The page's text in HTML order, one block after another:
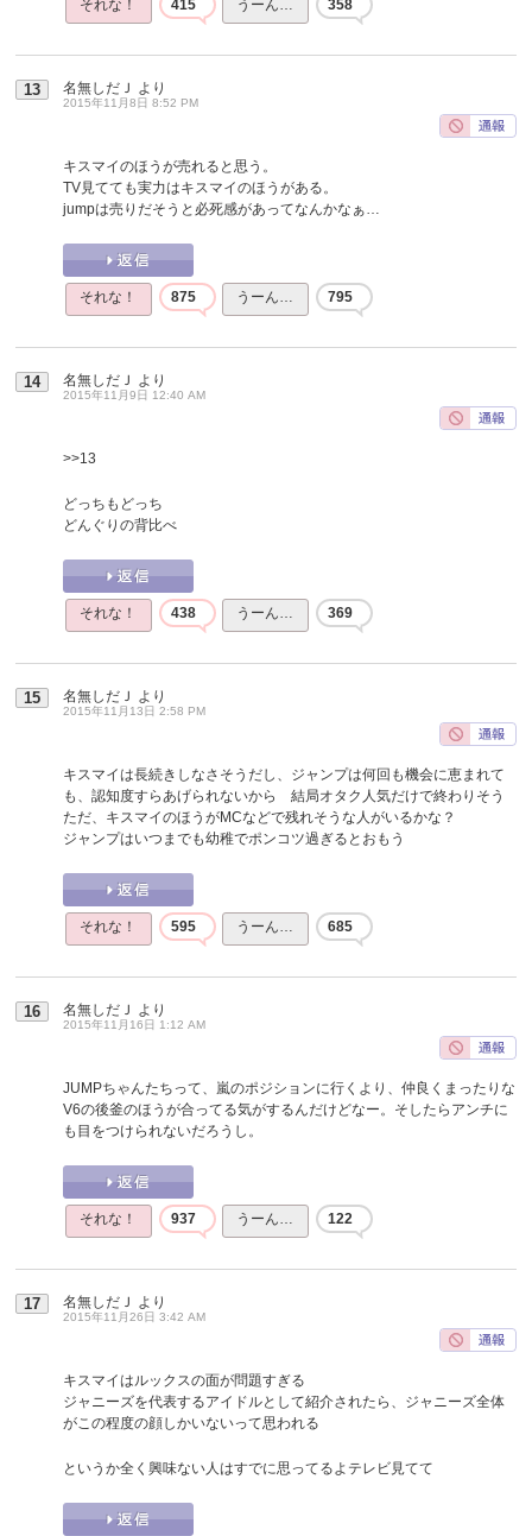
それな！ 415 うーん… 358
13 名無しだＪ より
2015年11月8日 8:52 PM
キスマイのほうが売れると思う。
TV見てても実力はキスマイのほうがある。
jumpは売りだそうと必死感があってなんかなぁ…
それな！ 875 うーん… 795
14 名無しだＪ より
2015年11月9日 12:40 AM
>>13
どっちもどっち
どんぐりの背比べ
それな！ 438 うーん… 369
15 名無しだＪ より
2015年11月13日 2:58 PM
キスマイは長続きしなさそうだし、ジャンプは何回も機会に恵まれて
も、認知度すらあげられないから 結局オタク人気だけで終わりそう
ただ、キスマイのほうがMCなどで残れそうな人がいるかな？
ジャンプはいつまでも幼稚でポンコツ過ぎるとおもう
それな！ 595 うーん… 685
16 名無しだＪ より
2015年11月16日 1:12 AM
JUMPちゃんたちって、嵐のポジションに行くより、仲良くまったりな
V6の後釜のほうが合ってる気がするんだけどなー。そしたらアンチに
も目をつけられないだろうし。
それな！ 937 うーん… 122
17 名無しだＪ より
2015年11月26日 3:42 AM
キスマイはルックスの面が問題すぎる
ジャニーズを代表するアイドルとして紹介されたら、ジャニーズ全体
がこの程度の顔しかいないって思われる
というか全く興味ない人はすでに思ってるよテレビ見てて